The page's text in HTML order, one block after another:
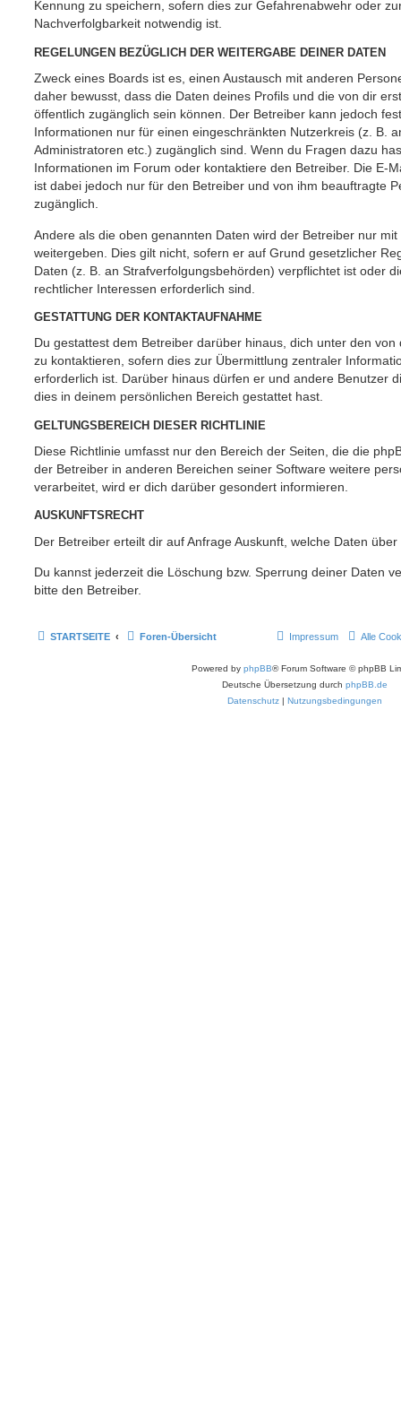
Kennung zu speichern, sofern dies zur Gefahrenabwehr oder
Nachverfolgbarkeit notwendig ist.
REGELUNGEN BEZÜGLICH DER WEITERGABE DEINER DATEN
Zweck eines Boards ist es, einen Austausch mit anderen
daher bewusst, dass die Daten deines Profils und die von dir
öffentlich zugänglich sein können. Der Betreiber kann jedoch
Informationen nur für einen eingeschränkten Nutzerkreis (z. B.
Administratoren etc.) zugänglich sind. Wenn du Fragen dazu
Informationen im Forum oder kontaktiere den Betreiber. Die E-
ist dabei jedoch nur für den Betreiber und von ihm beauftragte
zugänglich.
Andere als die oben genannten Daten wird der Betreiber nur
weitergeben. Dies gilt nicht, sofern er auf Grund gesetzlicher
Daten (z. B. an Strafverfolgungsbehörden) verpflichtet ist oder
rechtlicher Interessen erforderlich sind.
GESTATTUNG DER KONTAKTAUFNAHME
Du gestattest dem Betreiber darüber hinaus, dich unter den
zu kontaktieren, sofern dies zur Übermittlung zentraler
erforderlich ist. Darüber hinaus dürfen er und andere Benutzer
dies in deinem persönlichen Bereich gestattet hast.
GELTUNGSBEREICH DIESER RICHTLINIE
Diese Richtlinie umfasst nur den Bereich der Seiten, die die
der Betreiber in anderen Bereichen seiner Software weitere
verarbeitet, wird er dich darüber gesondert informieren.
AUSKUNFTSRECHT
Der Betreiber erteilt dir auf Anfrage Auskunft, welche Daten
Du kannst jederzeit die Löschung bzw. Sperrung deiner Daten
bitte den Betreiber.
STARTSEITE Foren-Übersicht Alle
Impressum
Powered by phpBB® Forum Software © phpBB
Deutsche Übersetzung durch phpBB.de
Datenschutz
Nutzungsbedingungen